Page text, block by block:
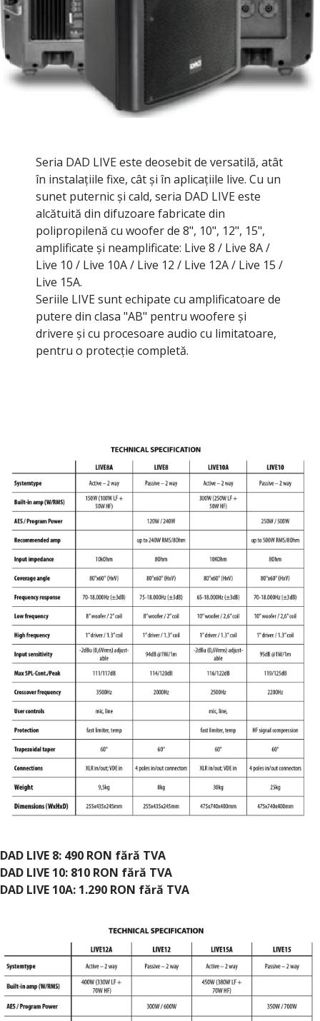
Seria DAD LIVE este deosebit de versatilă, atât
în instalațiile fixe, cât și în aplicațiile live. Cu un
sunet puternic și cald, seria DAD LIVE este
alcătuită din difuzoare fabricate din
polipropilenă cu woofer de 8", 10", 12", 15",
amplificate și neamplificate: Live 8 / Live 8A /
Live 10 / Live 10A / Live 12 / Live 12A / Live 15 /
Live 15A.
Seriile LIVE sunt echipate cu amplificatoare de
putere din clasa "AB" pentru woofere și
drivere și cu procesoare audio cu limitatoare,
pentru o protecție completă.
DAD LIVE 8: 490 RON fără TVA
DAD LIVE 10: 810 RON fără TVA
DAD LIVE 10A: 1.290 RON fără TVA